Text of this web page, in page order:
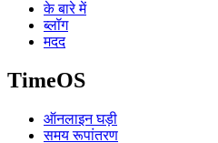
के बारे में
ब्लॉग
मदद
TimeOS
ऑनलाइन घड़ी
समय रूपांतरण